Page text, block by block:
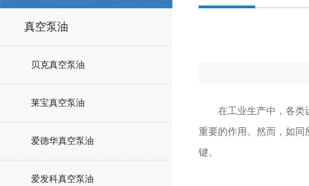
真空泵油
贝克真空泵油
莱宝真空泵油
爱德华真空泵油
爱发科真空泵油
在工业生产中，各类设
重要的作用。然而，如同
键。